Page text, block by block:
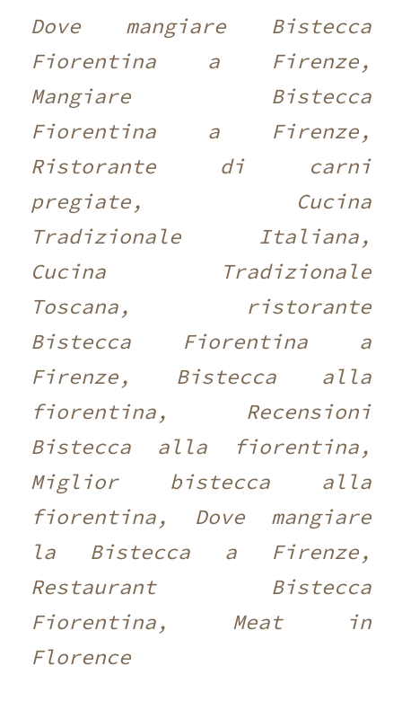
Dove mangiare Bistecca
Fiorentina a Firenze,
Mangiare Bistecca
Fiorentina a Firenze,
Ristorante di carni
pregiate, Cucina
Tradizionale Italiana,
Cucina Tradizionale
Toscana, ristorante
Bistecca Fiorentina a
Firenze, Bistecca alla
fiorentina, Recensioni
Bistecca alla fiorentina,
Miglior bistecca alla
fiorentina, Dove mangiare
la Bistecca a Firenze,
Restaurant Bistecca
Fiorentina, Meat in
Florence